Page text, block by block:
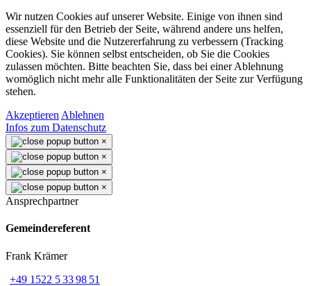
Wir nutzen Cookies auf unserer Website. Einige von ihnen sind
essenziell für den Betrieb der Seite, während andere uns helfen,
diese Website und die Nutzererfahrung zu verbessern (Tracking
Cookies). Sie können selbst entscheiden, ob Sie die Cookies
zulassen möchten. Bitte beachten Sie, dass bei einer Ablehnung
womöglich nicht mehr alle Funktionalitäten der Seite zur Verfügung
stehen.
Akzeptieren Ablehnen
Infos zum Datenschutz
×
×
×
×
Ansprechpartner
Gemeindereferent
Frank Krämer
+49 1522 5 33 98 51